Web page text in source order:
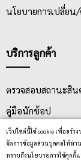
เว็ปไซต์นี้ใช้ cookie เพื่อสร้
จัดการข้อมูลส่วนบุคคลให้ท่า
ทราบถึงนโยบายการใช้คุกกี้แ
นโยบายการเปลี่ย
บริการลูกค้า
ตรวจสอบสถานะสิน
คู่มือนักช้อป
วิธีลบคุกกี้